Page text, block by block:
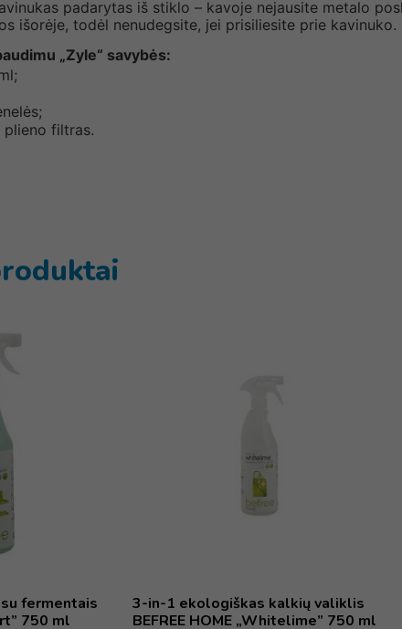
padarytas iš stiklo – kavoje nejausite metalo
išorėje, todėl nenudegsite, jei prisiliesite prie kavinuko.
„Zyle“ savybės:
plieno filtras.
fermentais
750 ml
3-in-1 ekologiškas kalkių valiklis
BEFREE HOME „Whitelime” 750 ml